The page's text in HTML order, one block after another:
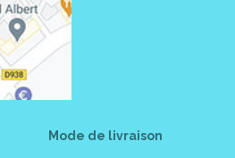
Mode de livraison